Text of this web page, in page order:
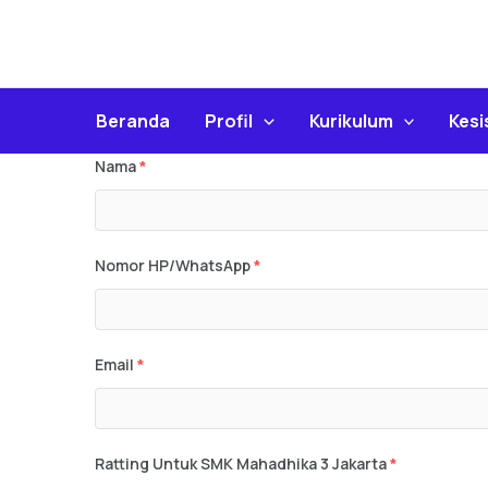
Beranda Profil Kurikulum
Nama*
Nomor HP/WhatsApp*
Email *
Ratting Untuk SMK Mahadhika 3 Jakarta*